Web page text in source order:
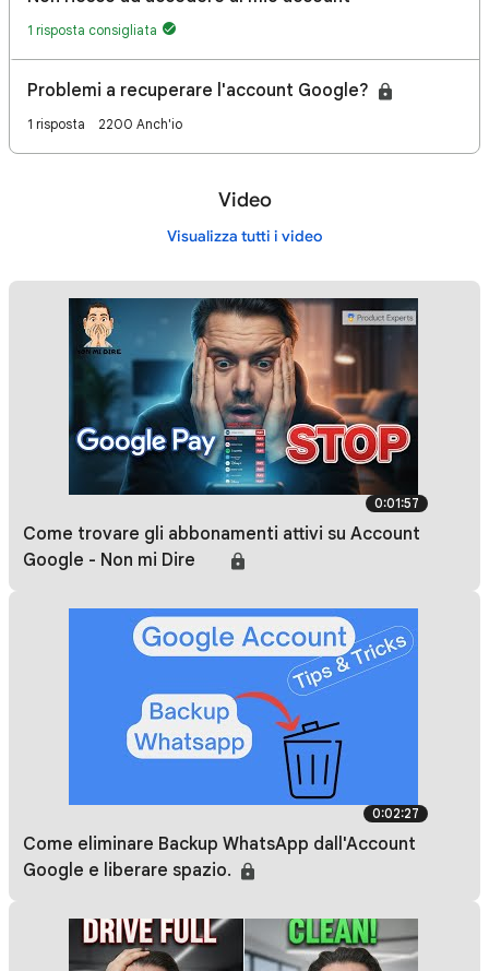
1 risposta consigliata
Problemi a recuperare l'account Google?
1 risposta 2200 Anch'io
Video
Visualizza tutti i video
0:01:57
Come trovare gli abbonamenti attivi su Account
Google - Non mi Dire 😱
0:02:27
Come eliminare Backup WhatsApp dall'Account
Google e liberare spazio.